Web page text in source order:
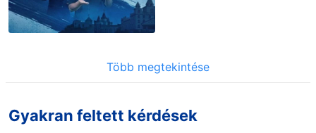
Több megtekintése
Gyakran feltett kérdések